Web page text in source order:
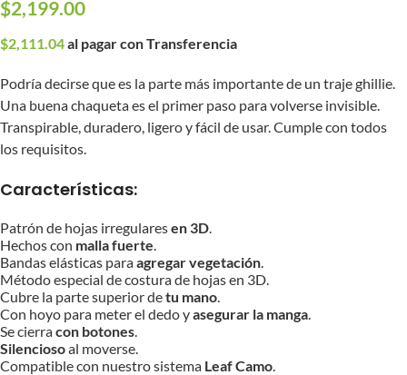
$2,199.00
$2,111.04al pagar con Transferencia
Podría decirse que es la parte más importante de un traje ghillie.
Una buena chaqueta es el primer paso para volverse invisible.
Transpirable, duradero, ligero y fácil de usar. Cumple con todos
los requisitos.
Características:
Patrón de hojas irregularesen 3D.
Hechos con malla fuerte.
Bandas elásticas paraagregar vegetación.
Método especial de costura de hojas en 3D.
Cubre la parte superior detu mano.
Con hoyo para meter el dedo yasegurar la manga.
Se cierracon botones.
Silenciosoal moverse.
Compatible con nuestro sistema Leaf Camo.